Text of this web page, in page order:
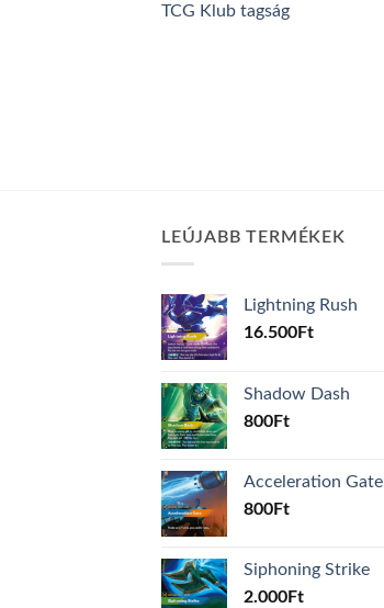
TCG Klub tagság
LEÚJABB TERMÉKEK
Lightning Rush
16.500Ft
Shadow Dash
800Ft
Acceleration Gate
800Ft
Siphoning Strike
2.000Ft